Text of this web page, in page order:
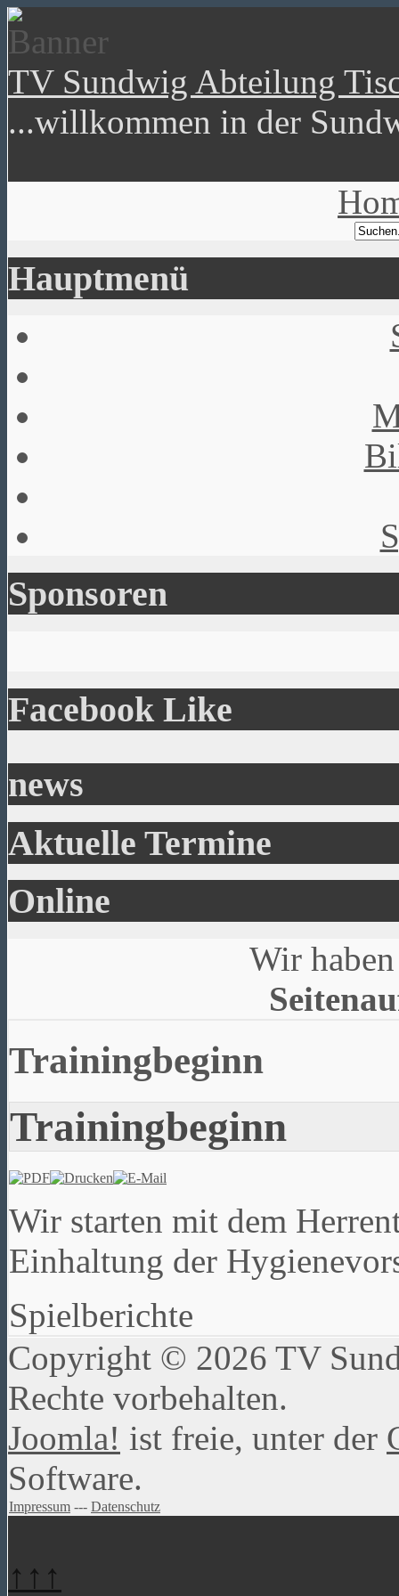
TV Sundwig Abteilung
...willkommen in der
Hauptmenü
Sponsoren
Facebook Like
news
Aktuelle Termine
Online
Wir
Trainingbeginn
Trainingbeginn
Wir starten mit dem
Einhaltung der
Spielberichte
Copyright © 2026 TV
Rechte vorbehalten.
Joomla! ist freie, unter der
Software.
Impressum --- Datenschutz
↑↑↑